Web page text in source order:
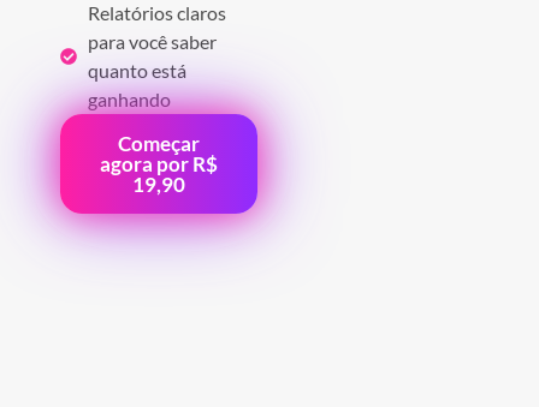
Relatórios claros
para você saber
quanto está
ganhando
Começar
agora por R$
19,90